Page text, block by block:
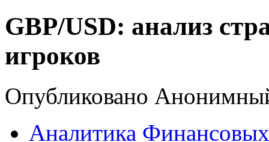
GBP/USD: анализ
игроков
Опубликовано
Аналитика